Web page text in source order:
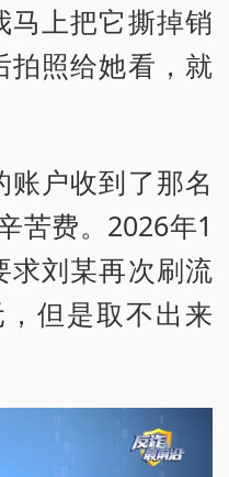
马上把它撕掉销
拍照给她看，就
户收到了那名
苦费。2026年1
求刘某再次刷流
但是取不出来